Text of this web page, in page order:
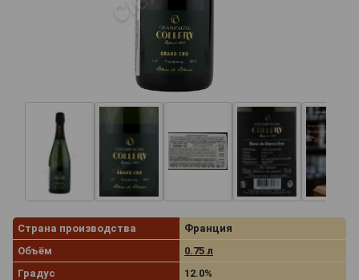
Страна производства
Франция
Объём
0.75 л
Градус
12.0%